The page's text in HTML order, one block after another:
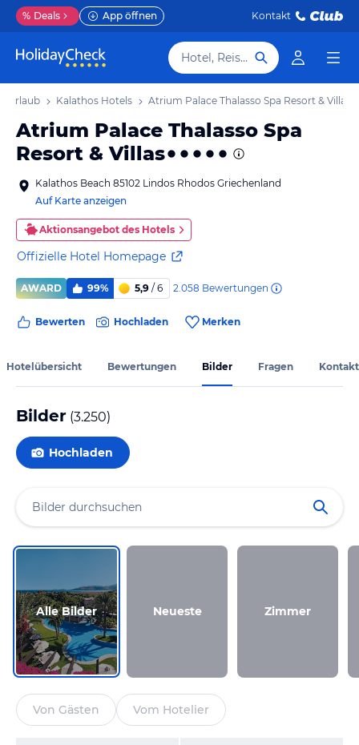
% Deals App öffnen Kontakt
Hotel, Reiseziel
Urlaub Kalathos Hotels Atrium Palace Thalasso Spa Resort & Villas
Atrium Palace Thalasso Spa
Resort & Villas
Kalathos Beach 85102 Lindos Rhodos Griechenland
Auf Karte anzeigen
Aktionsangebot des Hotels
Offizielle Hotel Homepage
AWARD 99% 5,9 / 6 2.058 Bewertungen
Bewerten Hochladen Merken
Hotelübersicht Bewertungen Bilder Fragen Kontakt
Bilder (3.250)
Hochladen
Alle Bilder Neueste Zimmer
Von Gästen Vom Hotelier